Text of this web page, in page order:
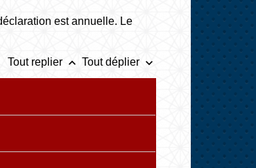
est annuelle. Le
Tout replier keyboard_arrow_up Tout déplier keyboard_arrow_down